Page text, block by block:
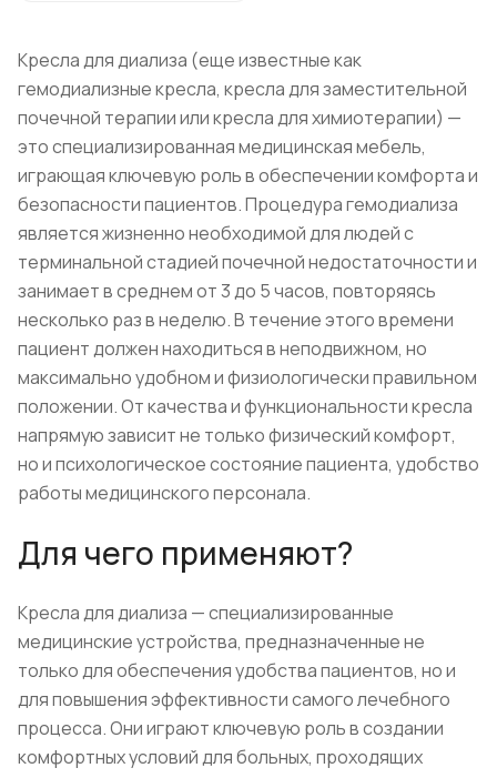
Кресла для диализа (еще известные как
гемодиализные кресла, кресла для заместительной
почечной терапии или кресла для химиотерапии) —
это специализированная медицинская мебель,
играющая ключевую роль в обеспечении комфорта и
безопасности пациентов. Процедура гемодиализа
является жизненно необходимой для людей с
терминальной стадией почечной недостаточности и
занимает в среднем от 3 до 5 часов, повторяясь
несколько раз в неделю. В течение этого времени
пациент должен находиться в неподвижном, но
максимально удобном и физиологически правильном
положении. От качества и функциональности кресла
напрямую зависит не только физический комфорт,
но и психологическое состояние пациента, удобство
работы медицинского персонала.
Для чего применяют?
Кресла для диализа — специализированные
медицинские устройства, предназначенные не
только для обеспечения удобства пациентов, но и
для повышения эффективности самого лечебного
процесса. Они играют ключевую роль в создании
комфортных условий для больных, проходящих